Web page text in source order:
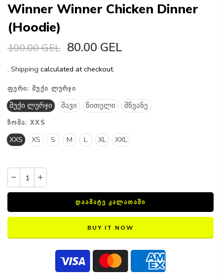
Winner Winner Chicken Dinner
(Hoodie)
100.00 GEL 80.00 GEL
. Shipping calculated at checkout.
ᲤᲔᲠᲘ: ᲛᲣᲥᲘ ᲚᲣᲠᲯᲘ
მუქი ლურჯი შავი წითელი მწვანე
ᲖᲝᲛᲐ: XXS
XXS XS S M L XL XXL
ᲓᲐᲐᲛᲐᲢᲔ ᲙᲐᲚᲐᲗᲐᲨᲘ
BUY IT NOW